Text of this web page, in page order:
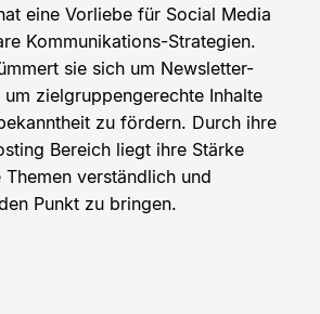
eine Vorliebe für Social Media
Kommunikations-Strategien.
sie sich um Newsletter-
zielgruppengerechte Inhalte
zu fördern. Durch ihre
Bereich liegt ihre Stärke
verständlich und
Punkt zu bringen.